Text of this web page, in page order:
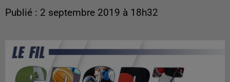
Publié : 2 septembre 2019 à 18h32